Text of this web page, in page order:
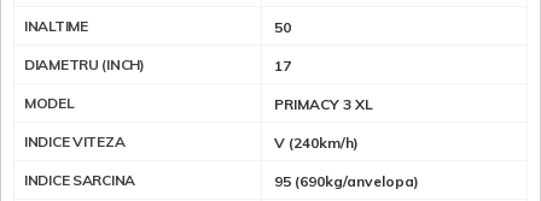
INALTIME 50
DIAMETRU (INCH) 17
MODEL PRIMACY 3 XL
INDICE VITEZA V (240km/h)
INDICE SARCINA 95 (690kg/anvelopa)